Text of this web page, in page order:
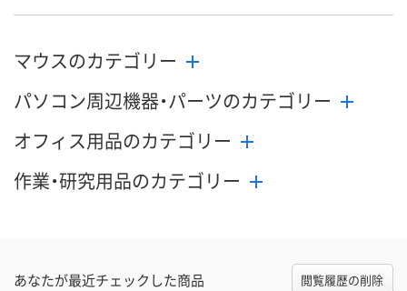
マウスのカテゴリー
パソコン周辺機器・パーツのカテゴリー
オフィス用品のカテゴリー
作業・研究用品のカテゴリー
あなたが最近チェックした商品 閲覧履歴の削除